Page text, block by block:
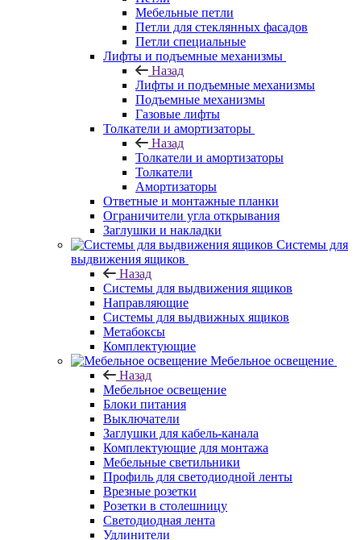
Мебельные петли
Петли для стеклянных фасадов
Петли специальные
Лифты и подъемные механизмы
Назад
Лифты и подъемные механизмы
Подъемные механизмы
Газовые лифты
Толкатели и амортизаторы
Назад
Толкатели и амортизаторы
Толкатели
Амортизаторы
Ответные и монтажные планки
Ограничители угла открывания
Заглушки и накладки
Системы для
выдвижения ящиков
Назад
Системы для выдвижения ящиков
Направляющие
Системы для выдвижных ящиков
Метабоксы
Комплектующие
Мебельное освещение
Назад
Мебельное освещение
Блоки питания
Выключатели
Заглушки для кабель-канала
Комплектующие для монтажа
Мебельные светильники
Профиль для светодиодной ленты
Врезные розетки
Розетки в столешницу
Светодиодная лента
Удлинители